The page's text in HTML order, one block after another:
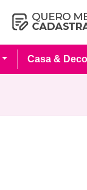
Casa &